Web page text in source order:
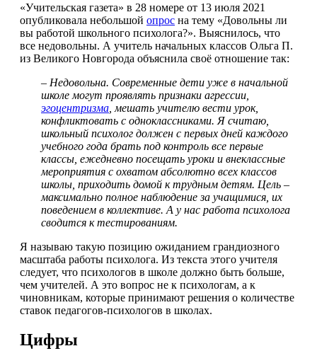
«Учительская газета» в 28 номере от 13 июля 2021
опубликовала небольшой опрос на тему «Довольны ли
вы работой школьного психолога?». Выяснилось, что
все недовольны. А учитель начальных классов Ольга П.
из Великого Новгорода объяснила своё отношение так:
– Недовольна. Современные дети уже в начальной
школе могут проявлять признаки агрессии,
эгоцентризма , мешать учителю вести урок,
конфликтовать с одноклассниками. Я считаю,
школьный психолог должен с первых дней каждого
учебного года брать под контроль все первые
классы, ежедневно посещать уроки и внеклассные
мероприятия с охватом абсолютно всех классов
школы, приходить домой к трудным детям. Цель –
максимально полное наблюдение за учащимися, их
поведением в коллективе. А у нас работа психолога
сводится к тестированиям.
Я называю такую позицию ожиданием грандиозного
масштаба работы психолога. Из текста этого учителя
следует, что психологов в школе должно быть больше,
чем учителей. А это вопрос не к психологам, а к
чиновникам, которые принимают решения о количестве
ставок педагогов-психологов в школах.
Цифры